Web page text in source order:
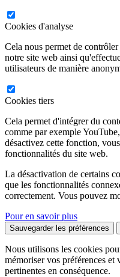
Cookies d'analyse
Cela nous permet de
notre site web ainsi
utilisateurs de manière
Cookies tiers
Cela permet d'intégrer du
comme par exemple
désactivez cette fonction,
fonctionnalités du site web.
La désactivation de certains
que les fonctionnalités
correctement. Vous pouvez
Pour en savoir plus
Sauvegarder les préférences
Nous utilisons les cookies
mémoriser vos préférences
pertinentes en conséquence.